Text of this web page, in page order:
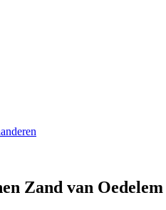
Zand van Oedelem